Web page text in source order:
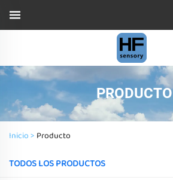
PRODUCTO
Inicio > Producto
TODOS LOS PRODUCTOS